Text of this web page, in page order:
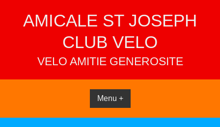
contentAMICALE ST JOSEPH
CLUB VELO
VELO AMITIE GENEROSITE
Menu +